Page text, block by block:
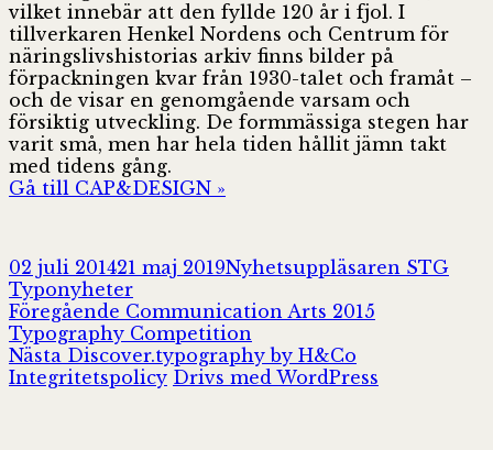
vilket innebär att den fyllde 120 år i fjol. I
tillverkaren Henkel Nordens och Centrum för
näringslivshistorias arkiv finns bilder på
förpackningen kvar från 1930-talet och framåt –
och de visar en genomgående varsam och
försiktig utveckling. De formmässiga stegen har
varit små, men har hela tiden hållit jämn takt
med tidens gång.
Gå till CAP&DESIGN »
Postat
02 juli 201421 maj 2019Författare
Nyhetsuppläsaren STG
Typonyheter
Inläggsnavigering
Föregående Föregående
inlägg:
Communication Arts 2015
Typography Competition
Nästa Nästa
inlägg:
Discover.typography by H&Co
Integritetspolicy Drivs med WordPress